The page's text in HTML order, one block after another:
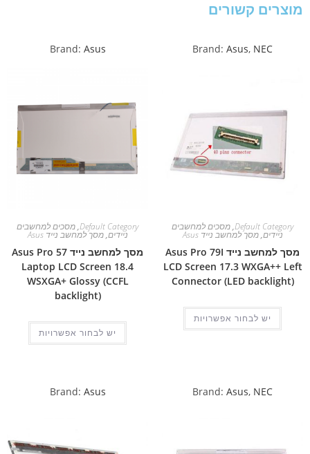
מוצרים קשורים
Brand: Asus, NEC
Default Category
,מסכים למחשבים
ניידים,מסך למחשב נייד Asus
מסך למחשב נייד Asus Pro 79I
LCD Screen 17.3 WXGA++ Left
Connector (LED backlight)
יש לבחור אפשרויות
Brand: Asus
Default Category
,מסכים למחשבים
ניידים,מסך למחשב נייד Asus
מסך למחשב נייד Asus Pro 57
Laptop LCD Screen 18.4
WSXGA+ Glossy (CCFL
backlight)
יש לבחור אפשרויות
Brand: Asus, NEC
Brand: Asus